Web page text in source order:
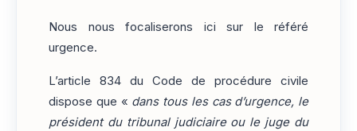
Nous nous focaliserons ici sur le référé
urgence.
L’article 834 du Code de procédure civile
dispose que « dans tous les cas d’urgence, le
président du tribunal judiciaire ou le juge du